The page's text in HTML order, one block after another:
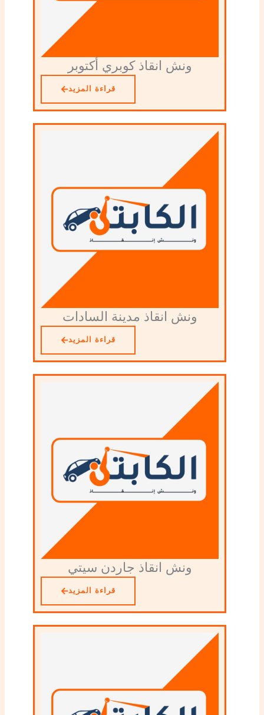
ونش انقاذ كوبري أكتوبر
قراءة المزيد
ونش انقاذ مدينة السادات
قراءة المزيد
ونش انقاذ جاردن سيتي
قراءة المزيد